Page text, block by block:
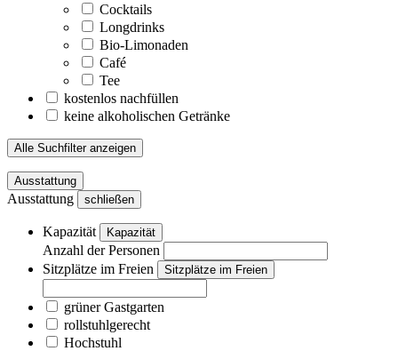
Cocktails
Longdrinks
Bio-Limonaden
Café
Tee
kostenlos nachfüllen
keine alkoholischen Getränke
Alle Suchfilter anzeigen
Ausstattung
Ausstattung schließen
Kapazität Kapazität
Anzahl der Personen
Sitzplätze im Freien
Sitzplätze im Freien
grüner Gastgarten
rollstuhlgerecht
Hochstuhl